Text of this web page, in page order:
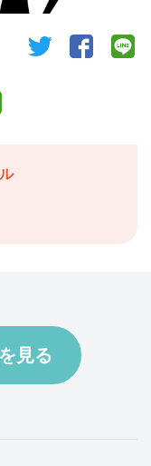
twitter facebook
見る